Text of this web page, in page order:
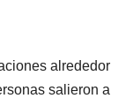
alrededor
salieron a